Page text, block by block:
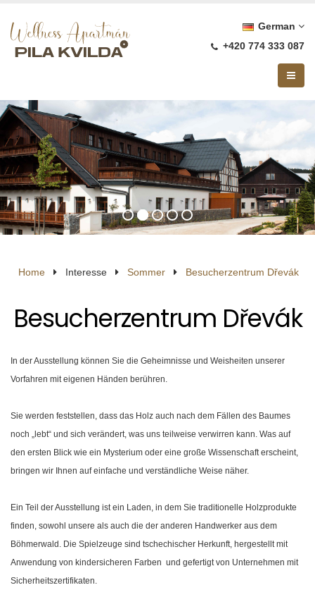
German
+420 774 333 087
Home Interesse Sommer Besucherzentrum Dřevák
Besucherzentrum Dřevák
In der Ausstellung können Sie die Geheimnisse und Weisheiten unserer
Vorfahren mit eigenen Händen berühren.
Sie werden feststellen, dass das Holz auch nach dem Fällen des Baumes
noch „lebt“ und sich verändert, was uns teilweise verwirren kann. Was auf
den ersten Blick wie ein Mysterium oder eine große Wissenschaft erscheint,
bringen wir Ihnen auf einfache und verständliche Weise näher.
Ein Teil der Ausstellung ist ein Laden, in dem Sie traditionelle Holzprodukte
finden, sowohl unsere als auch die der anderen Handwerker aus dem
Böhmerwald. Die Spielzeuge sind tschechischer Herkunft, hergestellt mit
Anwendung von kindersicheren Farben und gefertigt von Unternehmen mit
Sicherheitszertifikaten.